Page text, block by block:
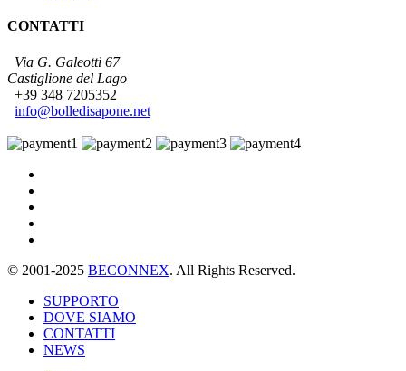
CONTATTI
Via G. Galeotti 67
Castiglione del Lago
+39 348 7205352
info@bolledisapone.net
© 2001-2025 BECONNEX. All Rights Reserved.
SUPPORTO
DOVE SIAMO
CONTATTI
NEWS